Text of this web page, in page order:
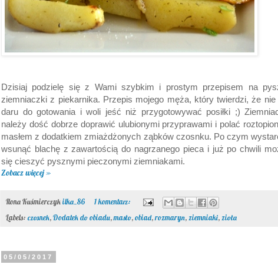
Dzisiaj podzielę się z Wami szybkim i prostym przepisem na
ziemniaczki z piekarnika. Przepis mojego męża, który twierdzi, że nie
daru do gotowania i woli jeść niż przygotowywać posiłki ;)
należy dość dobrze doprawić ulubionymi przyprawami i polać
masłem z dodatkiem zmiażdżonych ząbków czosnku. Po czym
wsunąć blachę z zawartością do nagrzanego pieca i już po chwili
się cieszyć pysznymi pieczonymi ziemniakami.
Zobacz więcej »
Ilona Kuśmierczykilka_86
1 komentarz:
Labels:czosnek,Dodatek do obiadu,masło,obiad,rozmaryn, ziemniaki, zioła
05/05/2017